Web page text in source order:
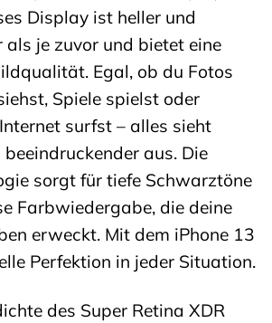
Display ist heller und
je zuvor und bietet eine
Egal, ob du Fotos
Spiele spielst oder
surfst – alles sieht
aus. Die
sorgt für tiefe Schwarztöne
Farbwiedergabe, die deine
erweckt. Mit dem iPhone 13
Perfektion in jeder Situation.
des Super Retina XDR